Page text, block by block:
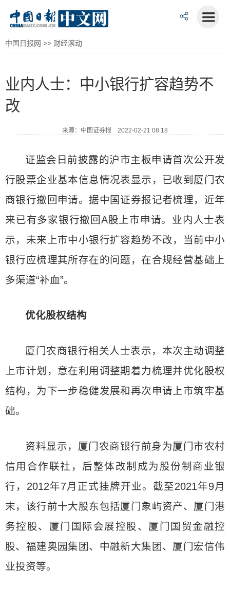
中国日报网 >> 财经滚动
业内人士：中小银行扩容趋势不
改
来源：中国证券报 2022-02-21 08:18
证监会日前披露的沪市主板申请首次公开发
行股票企业基本信息情况表显示，已收到厦门农
商银行撤回申请。据中国证券报记者梳理，近年
来已有多家银行撤回A股上市申请。业内人士表
示，未来上市中小银行扩容趋势不改，当前中小
银行应梳理其所存在的问题，在合规经营基础上
多渠道“补血”。
优化股权结构
厦门农商银行相关人士表示，本次主动调整
上市计划，意在利用调整期着力梳理并优化股权
结构，为下一步稳健发展和再次申请上市筑牢基
础。
资料显示，厦门农商银行前身为厦门市农村
信用合作联社，后整体改制成为股份制商业银
行，2012年7月正式挂牌开业。截至2021年9月
末，该行前十大股东包括厦门象屿资产、厦门港
务控股、厦门国际会展控股、厦门国贸金融控
股、福建奥园集团、中融新大集团、厦门宏信伟
业投资等。